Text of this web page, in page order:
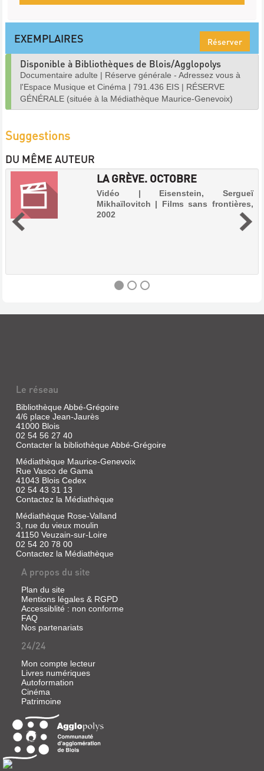
EXEMPLAIRES Réserver
Disponible à Bibliothèques de Blois/Agglopolys
Documentaire adulte | Réserve générale - Adressez vous à
l'Espace Musique et Cinéma | 791.436 EIS | RÉSERVE
GÉNÉRALE (située à la Médiathèque Maurice-Genevoix)
Suggestions
DU MÊME AUTEUR
LA GRÈVE. OCTOBRE
Vidéo | Eisenstein, Sergueï
Mikhaïlovitch | Films sans frontières,
2002
Eisenstein,
Mikhaïlovitch
Films
sans
2002
CUIRASSÉ
POTEMKINE.
LA
GÉNÉRALE
Vidéo
Eisenstein,
Sergueï
Mikhaïlovitch
sans
frontières,
2002
IVAN
LE
TERRIBLE
Le réseau
Bibliothèque Abbé-Grégoire
4/6 place Jean-Jaurès
41000 Blois
02 54 56 27 40
Contacter la bibliothèque Abbé-Grégoire
Médiathèque Maurice-Genevoix
Rue Vasco de Gama
41043 Blois Cedex
02 54 43 31 13
Contactez la Médiathèque
Médiathèque Rose-Valland
3, rue du vieux moulin
41150 Veuzain-sur-Loire
02 54 20 78 00
Contactez la Médiathèque
A propos du site
Plan du site
Mentions légales & RGPD
Accessiblité : non conforme
FAQ
Nos partenariats
24/24
Mon compte lecteur
Livres numériques
Autoformation
Cinéma
Patrimoine